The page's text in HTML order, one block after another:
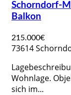
Schorndorf-
Balkon
215.000€
73614
Wohnlage.
sich im...